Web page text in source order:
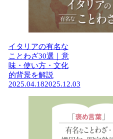
イタリアの有名な
ことわざ30選｜意
味・使い方・文化
的背景を解説
2025.04.182025.12.03